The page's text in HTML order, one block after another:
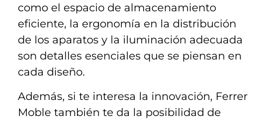
como el espacio de almacenamiento
eficiente, la ergonomía en la distribución
de los aparatos y la iluminación adecuada
son detalles esenciales que se piensan en
cada diseño.
Además, si te interesa la innovación, Ferrer
Moble también te da la posibilidad de